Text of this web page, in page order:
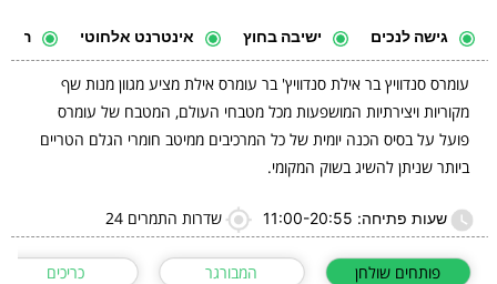
גישה לנכים ישיבה בחוץ אינטרנט אלחוטי
עומרס סנדוויץ בר אילת סנדוויץ' בר עומרס אילת מציע מגוון מנות שף
מקוריות ויצירתיות המושפעות מכל מטבחי העולם, המטבח של עומרס
פועל על בסיס הכנה יומית של כל המרכיבים ממיטב חומרי הגלם הטריים
ביותר שניתן להשיג בשוק המקומי.
שעות פתיחה: 11:00-20:55 שדרות התמרים 24
פותחים שולחן המבורגר כריכים